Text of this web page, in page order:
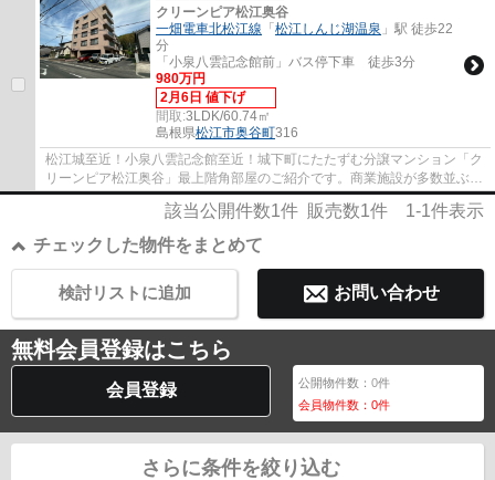
クリーンピア松江奥谷
一畑電車北松江線 「松江しんじ湖温泉 」駅 徒歩22
分
「小泉八雲記念館前」バス停下車 徒歩3分
980万円
2月6日 値下げ
間取:3LDK/60.74㎡
島根県松江市奥谷町316
松江城至近！小泉八雲記念館至近！城下町にたたずむ分譲マンション「ク
リーンピア松江奥谷」最上階角部屋のご紹介です。商業施設が多数並ぶ春
日町、黒田町へのアクセスも便利な立地で...
該当公開件数1件 販売数1件 1-1件表示
チェックした物件をまとめて
お問い合わせ
検討リストに追加
無料会員登録はこちら
会員登録 公開物件数：0件
会員物件数：0件
さらに条件を絞り込む